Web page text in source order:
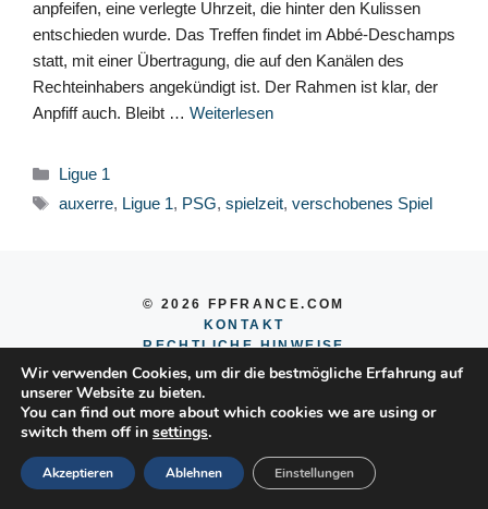
anpfeifen, eine verlegte Uhrzeit, die hinter den Kulissen
entschieden wurde. Das Treffen findet im Abbé-Deschamps
statt, mit einer Übertragung, die auf den Kanälen des
Rechteinhabers angekündigt ist. Der Rahmen ist klar, der
Anpfiff auch. Bleibt … Weiterlesen
Kategorien
Ligue 1
Schlagwörter
auxerre, Ligue 1, PSG, spielzeit, verschobenes Spiel
© 2026 FPFRANCE.COM
KONTAKT
RECHTLICHE HINWEISE
DATENSCHUTZERKLÄRUNG
Wir verwenden Cookies, um dir die bestmögliche Erfahrung auf
unserer Website zu bieten.
You can find out more about which cookies we are using or
switch them off in settings.
Akzeptieren Ablehnen Einstellungen